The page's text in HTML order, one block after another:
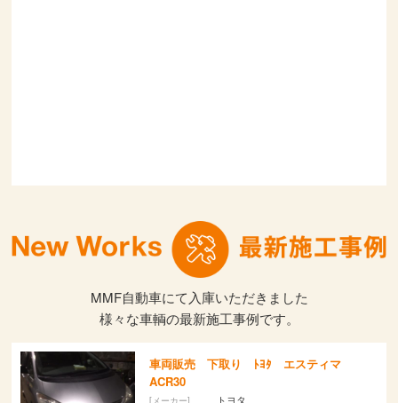
MMF自動車にて入庫いただきました
様々な車輌の最新施工事例です。
車両販売 下取り ﾄﾖﾀ エスティマ
ACR30
[メーカー] トヨタ